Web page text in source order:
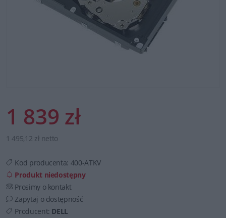
1 839 zł
1 495,12 zł netto
Kod producenta: 400-ATKV
Produkt niedostępny
Prosimy o kontakt
Zapytaj o dostępność
Producent: DELL